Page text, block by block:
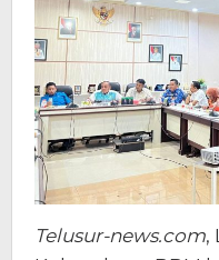
Telusur-news.com,